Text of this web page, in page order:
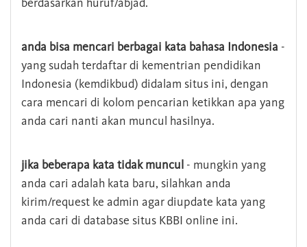
anda bisa mencari berbagai kata bahasa Indonesia -
yang sudah terdaftar di kementrian pendidikan
Indonesia (kemdikbud) didalam situs ini, dengan
cara mencari di kolom pencarian ketikkan apa yang
anda cari nanti akan muncul hasilnya.
jika beberapa kata tidak muncul - mungkin yang
anda cari adalah kata baru, silahkan anda
kirim/request ke admin agar diupdate kata yang
anda cari di database situs KBBI online ini.